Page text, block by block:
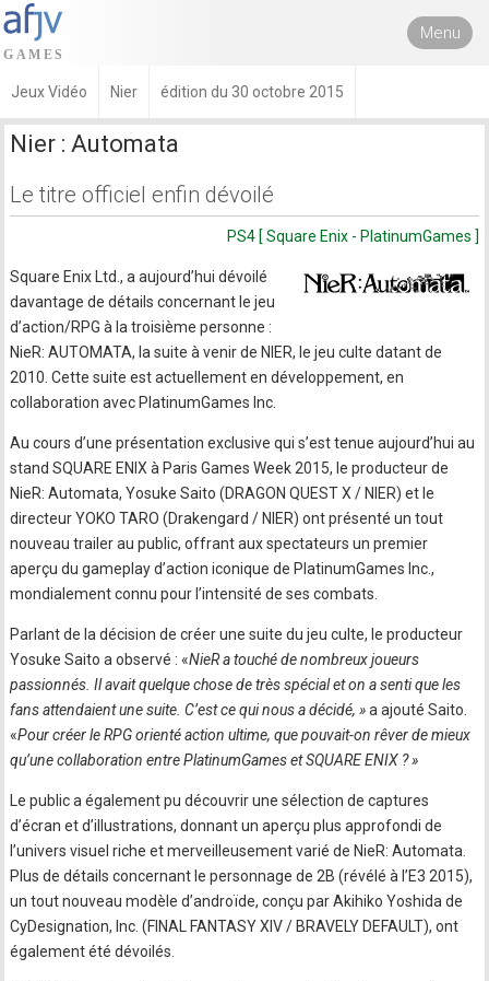
Menu
Jeux Vidéo Nier édition du 30 octobre 2015
Nier : Automata
Le titre officiel enfin dévoilé
PS4 [ Square Enix - PlatinumGames ]
Square Enix Ltd., a aujourd’hui dévoilé
davantage de détails concernant le jeu
d’action/RPG à la troisième personne :
NieR: AUTOMATA, la suite à venir de NIER, le jeu culte datant de
2010. Cette suite est actuellement en développement, en
collaboration avec PlatinumGames Inc.
Au cours d’une présentation exclusive qui s’est tenue aujourd’hui au
stand SQUARE ENIX à Paris Games Week 2015, le producteur de
NieR: Automata, Yosuke Saito (DRAGON QUEST X / NIER) et le
directeur YOKO TARO (Drakengard / NIER) ont présenté un tout
nouveau trailer au public, offrant aux spectateurs un premier
aperçu du gameplay d’action iconique de PlatinumGames Inc.,
mondialement connu pour l’intensité de ses combats.
Parlant de la décision de créer une suite du jeu culte, le producteur
Yosuke Saito a observé : «NieR a touché de nombreux joueurs
passionnés. Il avait quelque chose de très spécial et on a senti que les
fans attendaient une suite. C’est ce qui nous a décidé, »a ajouté Saito.
«Pour créer le RPG orienté action ultime, que pouvait-on rêver de mieux
qu’une collaboration entre PlatinumGames et SQUARE ENIX ? »
Le public a également pu découvrir une sélection de captures
d’écran et d’illustrations, donnant un aperçu plus approfondi de
l’univers visuel riche et merveilleusement varié de NieR: Automata.
Plus de détails concernant le personnage de 2B (révélé à l’E3 2015),
un tout nouveau modèle d’androïde, conçu par Akihiko Yoshida de
CyDesignation, Inc. (FINAL FANTASY XIV / BRAVELY DEFAULT), ont
également été dévoilés.